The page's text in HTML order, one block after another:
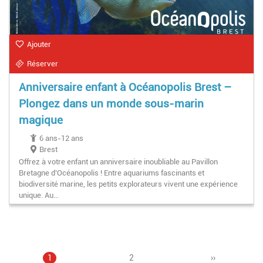
Ajouter
Réserver
Anniversaire enfant à Océanopolis Brest –
Plongez dans un monde sous-marin
magique
6 ans-12 ans
Brest
Offrez à votre enfant un anniversaire inoubliable au Pavillon
Bretagne d’Océanopolis ! Entre aquariums fascinants et
biodiversité marine, les petits explorateurs vivent une expérience
unique. Au…
Pagination
Page
1 Page
2 Page
››